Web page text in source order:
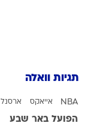
תגיות וואלה
NBA אייאקס ארסנל
הפועל באר שבע